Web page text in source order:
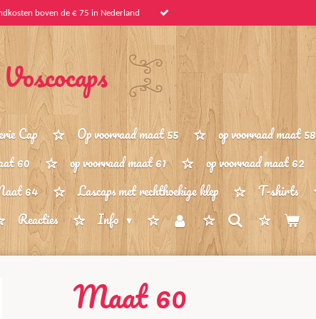
boven de € 75 in Nederland
Voscocaps
Cap Op voorraad maat 55
op voorraad maat 58
60 op voorraad maat 61
op voorraad maat 62
64 Lascaps met rechthoekige klep
T-shirts
Reacties Info
Maat 60